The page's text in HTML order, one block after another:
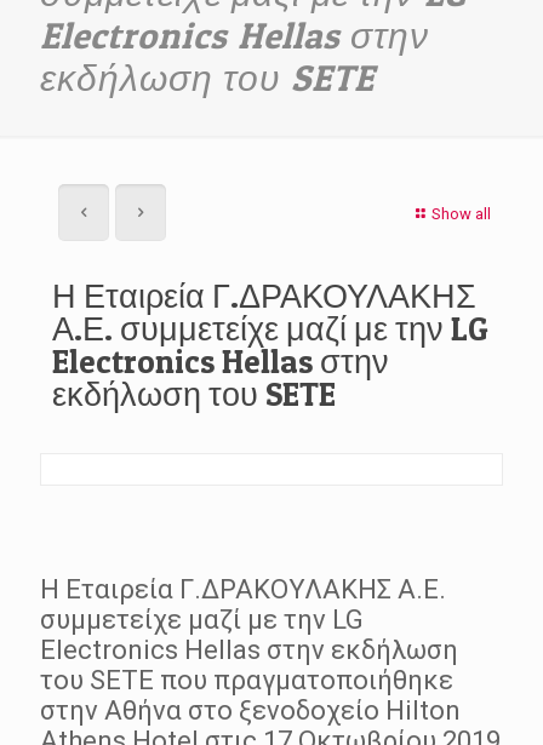
Electronics Hellas στην
εκδήλωση του SETE
Show all
Η Εταιρεία Γ.ΔΡΑΚΟΥΛΑΚΗΣ
Α.Ε. συμμετείχε μαζί με την LG
Electronics Hellas στην
εκδήλωση του SETE
Η Εταιρεία Γ.ΔΡΑΚΟΥΛΑΚΗΣ Α.Ε.
συμμετείχε μαζί με την LG
Electronics Hellas στην εκδήλωση
του SETE που πραγματοποιήθηκε
στην Αθήνα στο ξενοδοχείο Hilton